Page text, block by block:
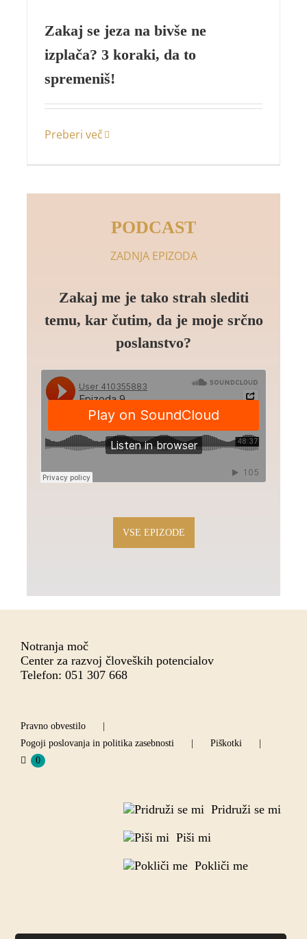
Zakaj se jeza na bivše ne
izplača? 3 koraki, da to
spremeniš!
Preberi več
PODCAST
ZADNJA EPIZODA
Zakaj me je tako strah slediti
temu, kar čutim, da je moje srčno
poslanstvo?
VSE EPIZODE
Notranja moč
Center za razvoj človeških potencialov
Telefon: 051 307 668
Pravno obvestilo
Pogoji poslovanja in politika zasebnosti
Piškotki
0
Pridruži se mi
Piši mi
Pokliči me